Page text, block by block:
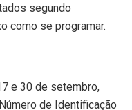
segundo
como se programar.
e 30 de setembro,
de Identificação